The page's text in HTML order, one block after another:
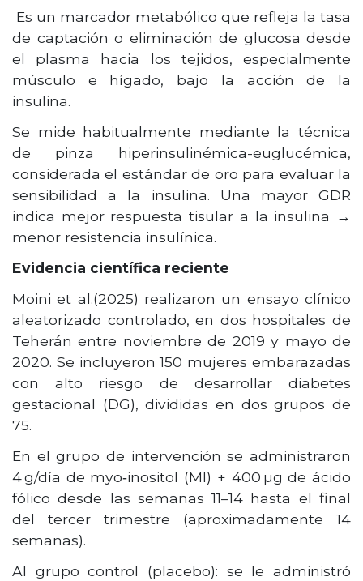
Es un marcador metabólico que refleja la tasa
de captación o eliminación de glucosa desde
el plasma hacia los tejidos, especialmente
músculo e hígado, bajo la acción de la
insulina.
Se mide habitualmente mediante la técnica
de pinza hiperinsulinémica-euglucémica,
considerada el estándar de oro para evaluar la
sensibilidad a la insulina. Una mayor GDR
indica mejor respuesta tisular a la insulina →
menor resistencia insulínica.
Evidencia científica reciente
Moini et al.(2025) realizaron un ensayo clínico
aleatorizado controlado, en dos hospitales de
Teherán entre noviembre de 2019 y mayo de
2020. Se incluyeron 150 mujeres embarazadas
con alto riesgo de desarrollar diabetes
gestacional (DG), divididas en dos grupos de
75.
En el grupo de intervención se administraron
4 g/día de myo‑inositol (MI) + 400 µg de ácido
fólico desde las semanas 11–14 hasta el final
del tercer trimestre (aproximadamente 14
semanas).
Al grupo control (placebo): se le administró